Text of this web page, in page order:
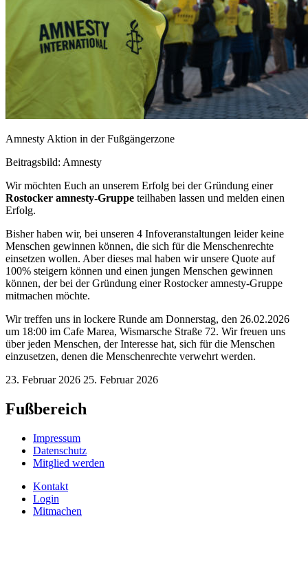
Amnesty Aktion in der Fußgängerzone
Beitragsbild: Amnesty
Wir möchten Euch an unserem Erfolg bei der Gründung einer
Rostocker amnesty-Gruppe teilhaben lassen und melden einen
Erfolg.
Bisher haben wir, bei unseren 4 Infoveranstaltungen leider keine
Menschen gewinnen können, die sich für die Menschenrechte
einsetzen wollen. Aber dieses mal haben wir unsere Quote auf
100% steigern können und einen jungen Menschen gewinnen
können, der bei der Gründung einer Rostocker amnesty-Gruppe
mitmachen möchte.
Wir treffen uns in lockere Runde am Donnerstag, den 26.02.2026
um 18:00 im Cafe Marea, Wismarsche Straße 72. Wir freuen uns
über jeden Menschen, der Interesse hat, sich für die Menschen
einzusetzen, denen die Menschenrechte verwehrt werden.
23. Februar 2026 25. Februar 2026
Fußbereich
Impressum
Datenschutz
Mitglied werden
Kontakt
Login
Mitmachen